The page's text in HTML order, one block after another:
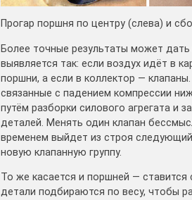
Прогар поршня по центру (слева) и
Более точные результаты может
выявляется так: если воздух идёт в
поршни, а если в коллектор —
связанные с падением компрессии
путём разборки силового агрегата и
деталей. Менять один клапан
временем выйдет из строя
новую клапанную группу.
То же касается и поршней — ставится
детали подбираются по весу, чтобы